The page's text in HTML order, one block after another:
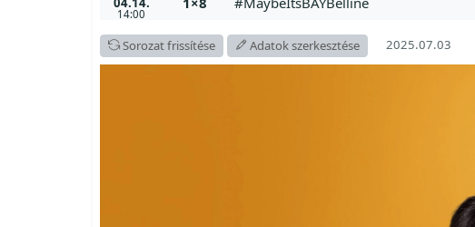
14:00
Sorozat frissítése Adatok szerkesztése 2025.07.03